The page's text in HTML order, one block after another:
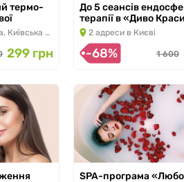
«Nikolab»
790 599 грн
термо-
вулиця, 34А
299 грн
з 27.03.2025 по 31.10.2026
До 5 сеансів
терапії в «Диво
2 адреси в Києві
-68% 1 600
SPA-програма